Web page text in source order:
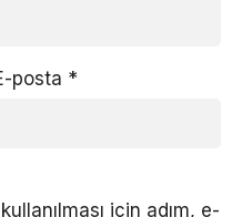
posta *
için adım, e-